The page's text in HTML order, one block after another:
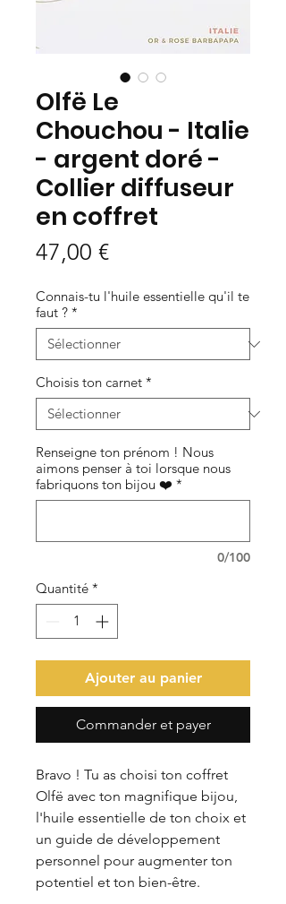
Olfë Le
Chouchou - Italie
- argent doré -
Collier diffuseur
en coffret
47,00 €Prix
Connais-tu l'huile essentielle qu'il te
faut ? *
Choisis ton carnet *
Renseigne ton prénom ! Nous
aimons penser à toi lorsque nous
fabriquons ton bijou ❤️ *
0/100
Quantité *
Ajouter au panier
Commander et payer
Bravo ! Tu as choisi ton coffret
Olfë avec ton magnifique bijou,
l'huile essentielle de ton choix et
un guide de développement
personnel pour augmenter ton
potentiel et ton bien-être.